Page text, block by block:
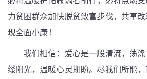
力贫困群众加快脱贫致富步伐，共享
现全面小康！
我们相信：爱心是一股清流，荡
缕阳光，温暖心灵期盼。尽我们所能